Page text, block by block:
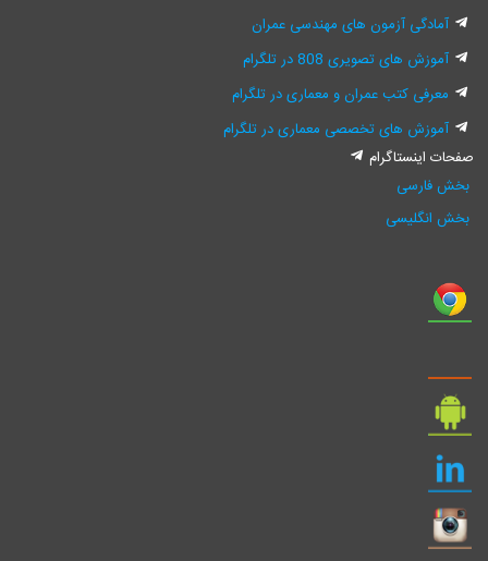
آمادگی آزمون های مهندسی عمران
آموزش های تصویری 808 در تلگرام
معرفی کتب عمران و معماری در تلگرام
آموزش های تخصصی معماری در تلگرام
صفحات اینستاگرام
بخش فارسی
بخش انگلیسی